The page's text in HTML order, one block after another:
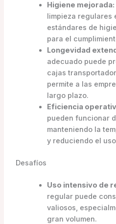
Higiene mejorada:
limpieza regulares
estándares de
para el
Longevidad
adecuado puede
cajas
permite a las
largo plazo.
Eficiencia
pueden funcionar
manteniendo la
y reduciendo el
Desafíos
Uso intensivo de
regular puede
valiosos,
gran volumen.